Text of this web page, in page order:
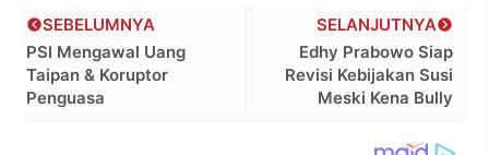
SELANJUTNYA
Edhy Prabowo Siap
Revisi Kebijakan Susi
Meski Kena Bully
SEBELUMNYA
PSI Mengawal Uang
Taipan & Koruptor
Penguasa